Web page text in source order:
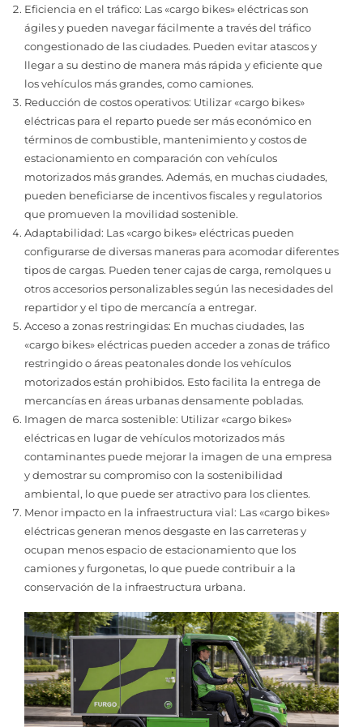
Eficiencia en el tráfico: Las «cargo bikes» eléctricas son
ágiles y pueden navegar fácilmente a través del tráfico
congestionado de las ciudades. Pueden evitar atascos y
llegar a su destino de manera más rápida y eficiente que
los vehículos más grandes, como camiones.
Reducción de costos operativos: Utilizar «cargo bikes»
eléctricas para el reparto puede ser más económico en
términos de combustible, mantenimiento y costos de
estacionamiento en comparación con vehículos
motorizados más grandes. Además, en muchas ciudades,
pueden beneficiarse de incentivos fiscales y regulatorios
que promueven la movilidad sostenible.
Adaptabilidad: Las «cargo bikes» eléctricas pueden
configurarse de diversas maneras para acomodar diferentes
tipos de cargas. Pueden tener cajas de carga, remolques u
otros accesorios personalizables según las necesidades del
repartidor y el tipo de mercancía a entregar.
Acceso a zonas restringidas: En muchas ciudades, las
«cargo bikes» eléctricas pueden acceder a zonas de tráfico
restringido o áreas peatonales donde los vehículos
motorizados están prohibidos. Esto facilita la entrega de
mercancías en áreas urbanas densamente pobladas.
Imagen de marca sostenible: Utilizar «cargo bikes»
eléctricas en lugar de vehículos motorizados más
contaminantes puede mejorar la imagen de una empresa
y demostrar su compromiso con la sostenibilidad
ambiental, lo que puede ser atractivo para los clientes.
Menor impacto en la infraestructura vial: Las «cargo bikes»
eléctricas generan menos desgaste en las carreteras y
ocupan menos espacio de estacionamiento que los
camiones y furgonetas, lo que puede contribuir a la
conservación de la infraestructura urbana.